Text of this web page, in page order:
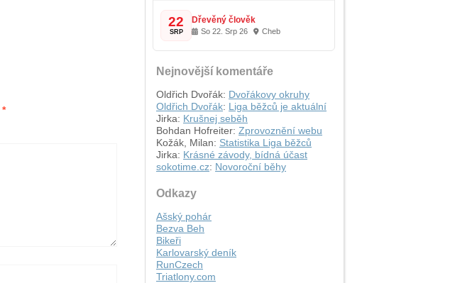
*
22
SRP
Dřevěný člověk
So 22. Srp 26 Cheb
Nejnovější komentáře
Oldřich Dvořák: Dvořákovy okruhy
Oldřich Dvořák: Liga běžců je aktuální
Jirka: Krušnej seběh
Bohdan Hofreiter: Zprovoznění webu
Kožák, Milan: Statistika Liga běžců
Jirka: Krásné závody, bídná účast
sokotime.cz: Novoroční běhy
Odkazy
Ašský pohár
Bezva Beh
Bikeři
Karlovarský deník
RunCzech
Triatlony.com